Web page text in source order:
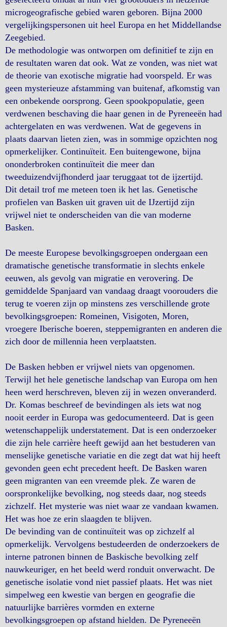
microgeografische gebied waren geboren. Bijna 2000
vergelijkingspersonen uit heel Europa en het Middellandse
Zeegebied.
De methodologie was ontworpen om definitief te zijn en
de resultaten waren dat ook. Wat ze vonden, was niet wat
de theorie van exotische migratie had voorspeld. Er was
geen mysterieuze afstamming van buitenaf, afkomstig van
een onbekende oorsprong. Geen spookpopulatie, geen
verdwenen beschaving die haar genen in de Pyreneeën had
achtergelaten en was verdwenen. Wat de gegevens in
plaats daarvan lieten zien, was in sommige opzichten nog
opmerkelijker. Continuïteit. Een buitengewone, bijna
ononderbroken continuïteit die meer dan
tweeduizendvijfhonderd jaar teruggaat tot de ijzertijd.
Dit detail trof me meteen toen ik het las. Genetische
profielen van Basken uit graven uit de IJzertijd zijn
vrijwel niet te onderscheiden van die van moderne
Basken.
De meeste Europese bevolkingsgroepen ondergaan een
dramatische genetische transformatie in slechts enkele
eeuwen, als gevolg van migratie en verovering. De
gemiddelde Spanjaard van vandaag draagt ​​voorouders die
terug te voeren zijn op minstens zes verschillende grote
bevolkingsgroepen: Romeinen, Visigoten, Moren,
vroegere Iberische boeren, steppemigranten en anderen die
zich door de millennia heen verplaatsten.
De Basken hebben er vrijwel niets van opgenomen.
Terwijl het hele genetische landschap van Europa om hen
heen werd herschreven, bleven zij in wezen onveranderd.
Dr. Komas beschreef de bevindingen als iets wat nog
nooit eerder in Europa was gedocumenteerd. Dat is geen
wetenschappelijk understatement. Dat is een onderzoeker
die zijn hele carrière heeft gewijd aan het bestuderen van
menselijke genetische variatie en die zegt dat wat hij heeft
gevonden geen echt precedent heeft. De Basken waren
geen migranten van een vreemde plek. Ze waren de
oorspronkelijke bevolking, nog steeds daar, nog steeds
zichzelf. Het mysterie was niet waar ze vandaan kwamen.
Het was hoe ze erin slaagden te blijven.
De bevinding van de continuïteit was op zichzelf al
opmerkelijk. Vervolgens bestudeerden de onderzoekers de
interne patronen binnen de Baskische bevolking zelf
nauwkeuriger, en het beeld werd ronduit onverwacht. De
genetische isolatie vond niet passief plaats. Het was niet
simpelweg een kwestie van bergen en geografie die
natuurlijke barrières vormden en externe
bevolkingsgroepen op afstand hielden. De Pyreneeën